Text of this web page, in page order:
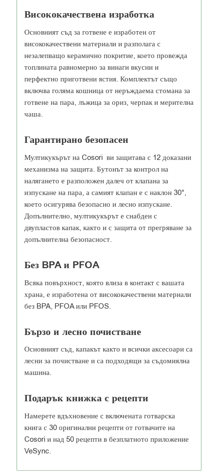
Висококачествена изработка
Основният съд за готвене е изработен от
висококачествени материали и разполага с
незалепващо керамично покритие, което провежда
топлината равномерно за винаги вкусни и
перфектно приготвени ястия. Комплектът също
включва голяма кошница от неръждаема стомана за
готвене на пара, лъжица за ориз, черпак и мерителна
чаша.
Гарантирано безопасен
Мултикукърът на Cosori ви защитава с 12 доказани
механизма на защита. Бутонът за контрол на
налягането е разположен далеч от клапана за
изпускане на пара, а самият клапан е с наклон 30°,
което осигурява безопасно и лесно изпускане.
Допълнително, мултикукърът е снабден с
двупластов капак, както и с защита от прегряване за
допълнителна безопасност.
Без BPA и PFOA
Всяка повърхност, която влиза в контакт с вашата
храна, е изработена от висококачествени материали
без BPA, PFOA или PFOS.
Бързо и лесно почистване
Основният съд, капакът както и всички аксесоари са
лесни за почистване и са подходящи за съдомиялна
машина.
Подарък книжка с рецепти
Намерете вдъхновение с включената готварска
книга с 30 оригинални рецепти от готвачите на
Cosori и над 50 рецепти в безплатното приложение
VeSync.